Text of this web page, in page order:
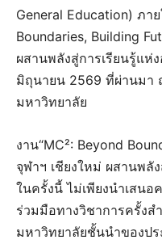
General Education) ภา
Boundaries, Building
ผสานพลังสู่การเรียนรู้แห่
มิถุนายน 2569 ที่ผ่านมา
มหาวิทยาลัย
งาน“MC²: Beyond
จุฬาฯ เชียงใหม่ ผสาน
ในครั้งนี้ ไม่เพียงนำเสน
ร่วมมือทางวิชาการค
มหาวิทยาลัยชั้นนำของป